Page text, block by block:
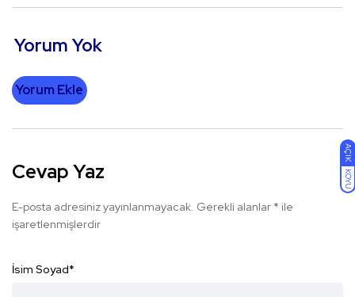
AÇIK
KOYU
Yorum Yok
Yorum Ekle
Cevap Yaz
E-posta adresiniz yayınlanmayacak. Gerekli alanlar * ile
işaretlenmişlerdir
İsim Soyad*